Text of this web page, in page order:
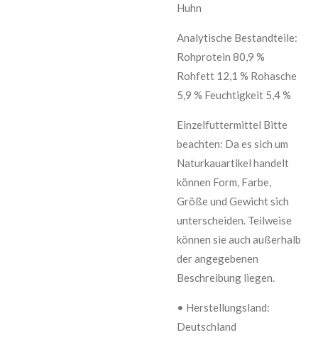
Huhn
Analytische Bestandteile:
Rohprotein 80,9 %
Rohfett 12,1 % Rohasche
5,9 % Feuchtigkeit 5,4 %
Einzelfuttermittel Bitte
beachten: Da es sich um
Naturkauartikel handelt
können Form, Farbe,
Größe und Gewicht sich
unterscheiden. Teilweise
können sie auch außerhalb
der angegebenen
Beschreibung liegen.
• Herstellungsland:
Deutschland